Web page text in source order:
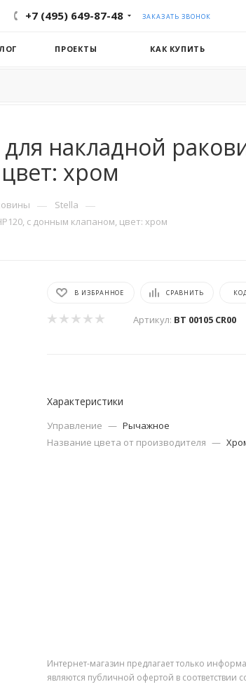
+7 (495) 649-87-48 ЗАКАЗАТЬ ЗВОНОК
ПРОЕКТЫ КАК КУПИТЬ
накладной
хром
— Stella —
с донным клапаном, цвет: хром
В ИЗБРАННОЕ СРАВНИТЬ
Артикул: BT 00105 CR00
Характеристики
Управление — Рычажное
Название цвета от производителя —
Интернет-магазин предлагает только
являются публичной офертой в соответствии